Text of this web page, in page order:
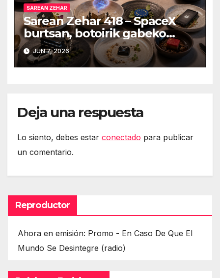
SAREAN ZEHAR
Sarean Zehar 418 – SpaceX
burtsan, botoirik gabeko
autoak, Token Maxingeko
eztabaida Amazonen eta
isuna Temuri
JUN 7, 2026
Deja una respuesta
Lo siento, debes estar conectado para publicar
un comentario.
Reproductor
Ahora en emisión: Promo - En Caso De Que El
Mundo Se Desintegre (radio)